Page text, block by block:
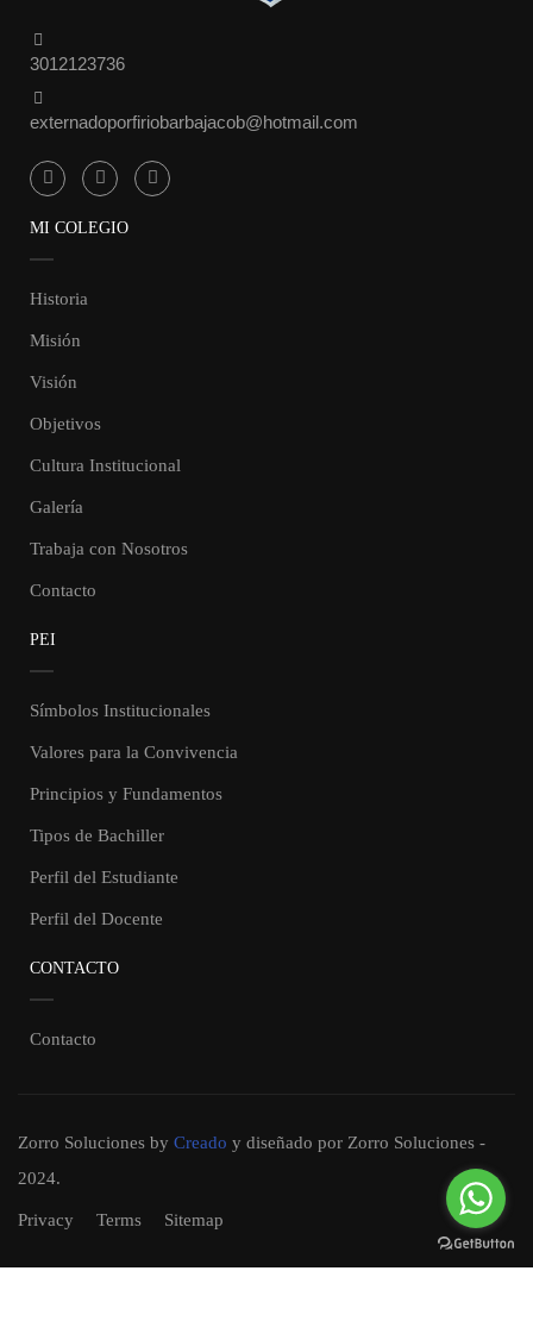
3012123736
externadoporfiriobarbajacob@hotmail.com
MI COLEGIO
Historia
Misión
Visión
Objetivos
Cultura Institucional
Galería
Trabaja con Nosotros
Contacto
PEI
Símbolos Institucionales
Valores para la Convivencia
Principios y Fundamentos
Tipos de Bachiller
Perfil del Estudiante
Perfil del Docente
CONTACTO
Contacto
Zorro Soluciones by Creado y diseñado por Zorro Soluciones -
2024.
Privacy Terms Sitemap